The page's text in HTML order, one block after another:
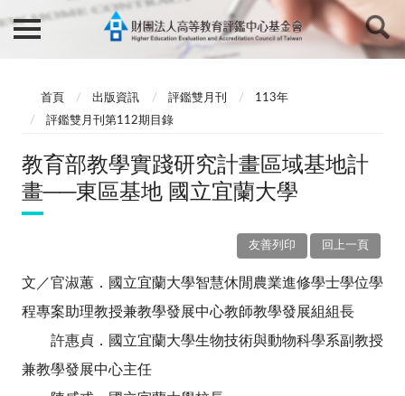
首頁 出版資訊 評鑑雙月刊
113年
評鑑雙月刊第112期目錄
教育部教學實踐研究計畫區域基地計
畫──東區基地 國立宜蘭大學
回上一頁
友善列印
文／官淑蕙．國立宜蘭大學智慧休閒農業進修學士學位學
程專案助理教授兼教學發展中心教師教學發展組組長
許惠貞．國立宜蘭大學生物技術與動物科學系副教授
兼教學發展中心主任